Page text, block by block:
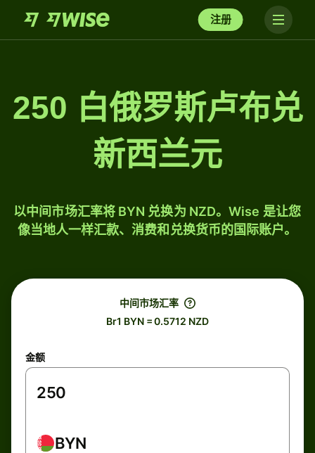
注册
250 白俄罗斯卢布兑
新西兰元
以中间市场汇率将 BYN 兑换为 NZD。Wise 是让您
像当地人一样汇款、消费和兑换货币的国际账户。
中间市场汇率
Br1 BYN = 0.5712 NZD
金额
BYN